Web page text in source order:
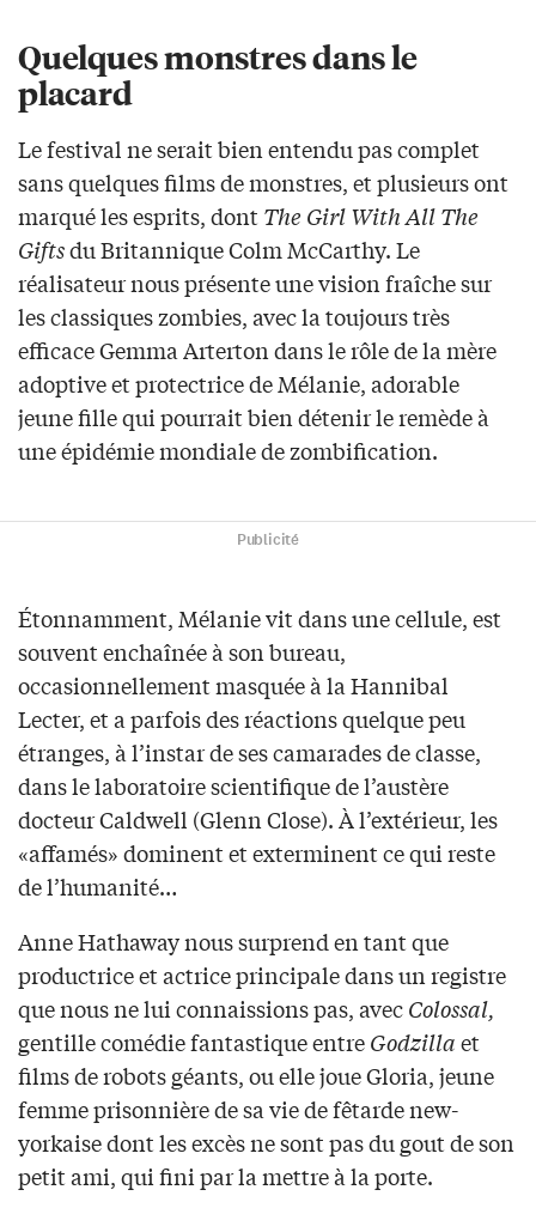
Quelques monstres dans le
placard
Le festival ne serait bien entendu pas complet
sans quelques films de monstres, et plusieurs ont
marqué les esprits, dontThe Girl With All The
Giftsdu Britannique Colm McCarthy. Le
réalisateur nous présente une vision fraîche sur
les classiques zombies, avec la toujours très
efficace Gemma Arterton dans le rôle de la mère
adoptive et protectrice de Mélanie, adorable
jeune fille qui pourrait bien détenir le remède à
une épidémie mondiale de zombification.
Publicité
Étonnamment, Mélanie vit dans une cellule, est
souvent enchaînée à son bureau,
occasionnellement masquée à la Hannibal
Lecter, et a parfois des réactions quelque peu
étranges, à l’instar de ses camarades de classe,
dans le laboratoire scientifique de l’austère
docteur Caldwell (Glenn Close). À l’extérieur, les
«affamés» dominent et exterminent ce qui reste
de l’humanité…
Anne Hathaway nous surprend en tant que
productrice et actrice principale dans un registre
que nous ne lui connaissions pas, avecColossal,
gentille comédie fantastique entreGodzillaet
films de robots géants, ou elle joue Gloria, jeune
femme prisonnière de sa vie de fêtarde new-
yorkaise dont les excès ne sont pas du gout de son
petit ami, qui fini par la mettre à la porte.